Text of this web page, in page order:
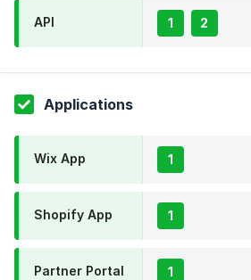
API 1 2
Applications
Wix App 1
Shopify App 1
Partner Portal 1